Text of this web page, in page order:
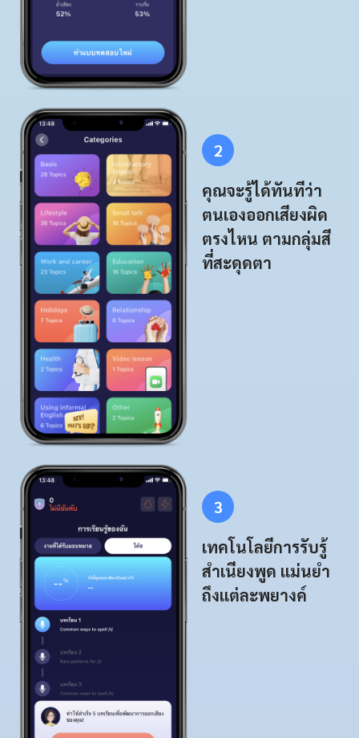
2
คุณจะรู้ได้ทันทีว่า
ตนเองออกเสียงผิด
ตรงไหน ตามกลุ่มสี
ที่สะดุดตา
3
เทคโนโลยีการรับรู้
สำเนียงพูด แม่นยำ
ถึงแต่ละพยางค์